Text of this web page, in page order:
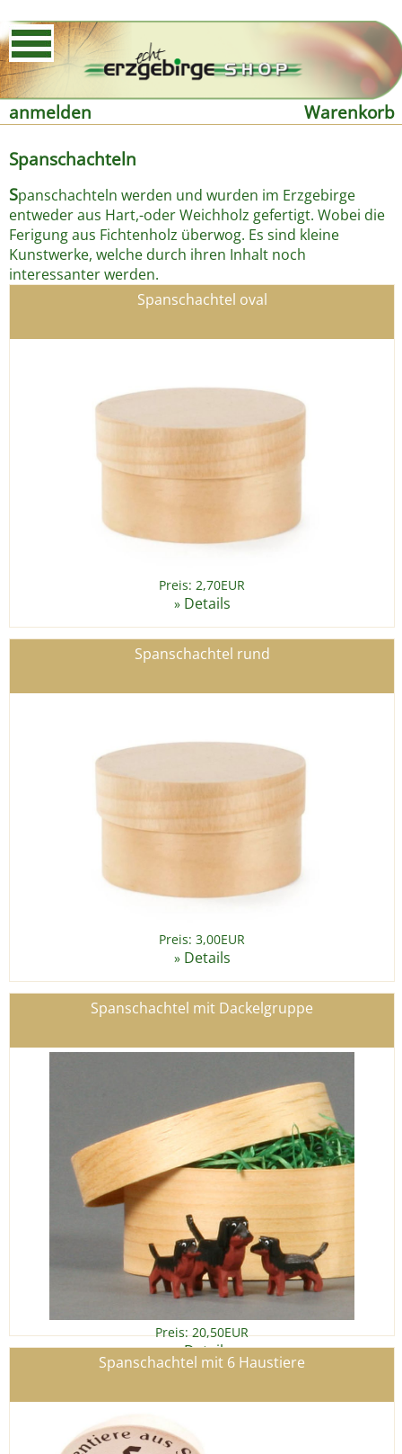
anmelden
Warenkorb
Spanschachteln
Spanschachteln werden und wurden im Erzgebirge
entweder aus Hart,-oder Weichholz gefertigt. Wobei die
Ferigung aus Fichtenholz überwog. Es sind kleine
Kunstwerke, welche durch ihren Inhalt noch
interessanter werden.
Spanschachtel oval
Preis: 2,70EUR
» Details
Spanschachtel rund
Preis: 3,00EUR
» Details
Spanschachtel mit Dackelgruppe
Preis: 20,50EUR
»Details
Spanschachtel mit 6 Haustiere